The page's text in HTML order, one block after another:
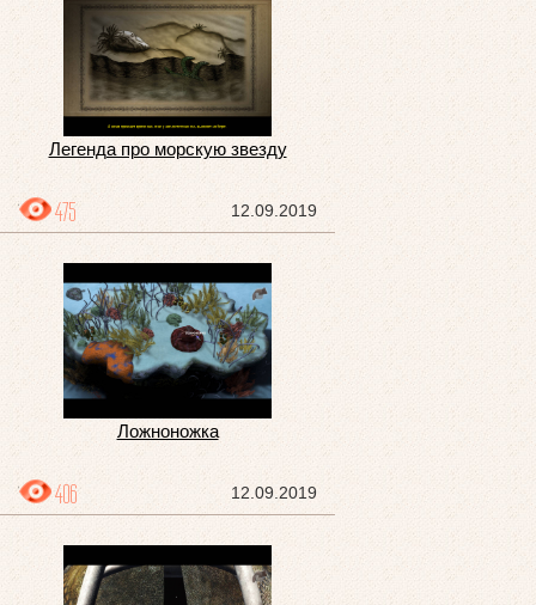
Легенда про морскую звезду
12.09.2019
475
Ложноножка
12.09.2019
406